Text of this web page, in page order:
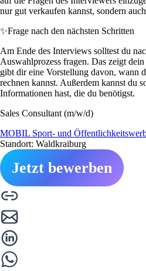
nur gut verkaufen kannst, sondern
✨Frage nach den nächsten Schritten
Am Ende des Interviews solltest du
Auswahlprozess fragen. Das zeigt
gibt dir eine Vorstellung davon, wann
rechnen kannst. Außerdem kannst du
Informationen hast, die du benötigst.
Sales Consultant (m/w/d)
MOBIL Sport- und
Standort: Waldkraiburg
Jetzt bewerben